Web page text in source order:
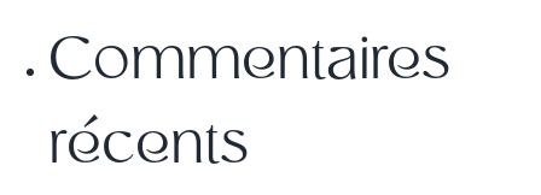
Commentaires
récents